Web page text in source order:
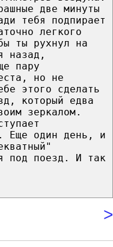
две минуты
тебя подпирает
легкого
ты рухнул на
назад,
пару
но не
этого сделать
который едва
зеркалом.
Еще один день, и
под поезд. И так
>